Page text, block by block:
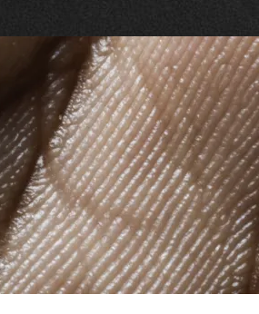
pay s comparables